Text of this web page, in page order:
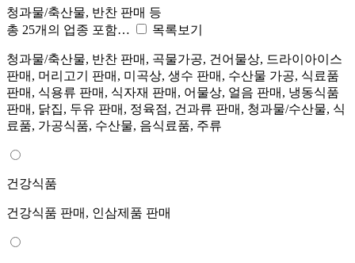
청과물/축산물, 반찬 판매 등
총 25개의 업종 포함…
목록보기
청과물/축산물, 반찬 판매, 곡물가공, 건어물상, 드라이아이스
판매, 머리고기 판매, 미곡상, 생수 판매, 수산물 가공, 식료품
판매, 식용류 판매, 식자재 판매, 어물상, 얼음 판매, 냉동식품
판매, 닭집, 두유 판매, 정육점, 건과류 판매, 청과물/수산물, 식
료품, 가공식품, 수산물, 음식료품, 주류
건강식품
건강식품 판매, 인삼제품 판매